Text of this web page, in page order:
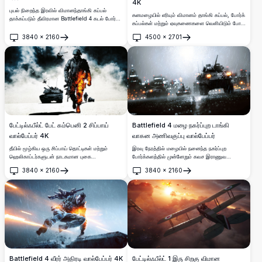
புயல் நிறைந்த இரவில் விமானந்தாங்கி கப்பல்
தாக்கப்படும் தீவிரமான Battlefield 4 கடல் போர்
போது டெக் தீயில் சூழ்கிறது, போர்க்கப்பல்கள்
குழப்பத்தை சுற்றி வளைக்கின்றன, உயர்
தெளிவுத்திறன் விவரங்களுடன்.
3840 × 2160
திறக்கவும்
4K
கனமழையில் எரியும் விமானம் தாங்கி கப்பல், போர்க்
கப்பல்கள் மற்றும் ஏவுகணைகளை வெளியிடும் போர்
பேட்டில்ஃபீல்ட் 4-இன் வியக்கத்தக்க கடற்படை போர்
காட்சி.
4500 × 2701
திறக்கவும்
பேட்டில்ஃபீல்ட் பேட் கம்பெனி 2 சிப்பாய்
வால்பேப்பர் 4K
தீயில் மூழ்கிய ஒரு சிப்பாய் தொட்டிகள் மற்றும்
ஹெலிகாப்டர்களுடன் நாடகமான புகை
முன்னேறும் அற்புதமான பேட்டில்ஃபீல்ட் பேட் கம்பெனி
2 வால்பேப்பர், 4K தெளிவுத்திறனில்.
3840 × 2160
திறக்கவும்
Battlefield 4 மழை நகர்ப்புற டாங்கி
வாகன அணிவகுப்பு வால்பேப்பர்
இரவு நேரத்தில் மழையில் நனைந்த நகர்ப்புற
போர்க்களத்தில் முன்னேறும் கவச இராணுவ
வாய்ந்த Battlefield 4 வால்பேப்பர்.劇的ான
போகே நகர விளக்குகளும் கனமழையும் ஒரு
தீவிரமான, சூழல் நிறைந்த போர் காட்சியை
உருவாக்குகின்றன.
3840 × 2160
திறக்கவும்
Battlefield 4 வீரர் அதிரடி வால்பேப்பர் 4K
பேட்டில்ஃபீல்ட் 1 இரு சிறகு விமான